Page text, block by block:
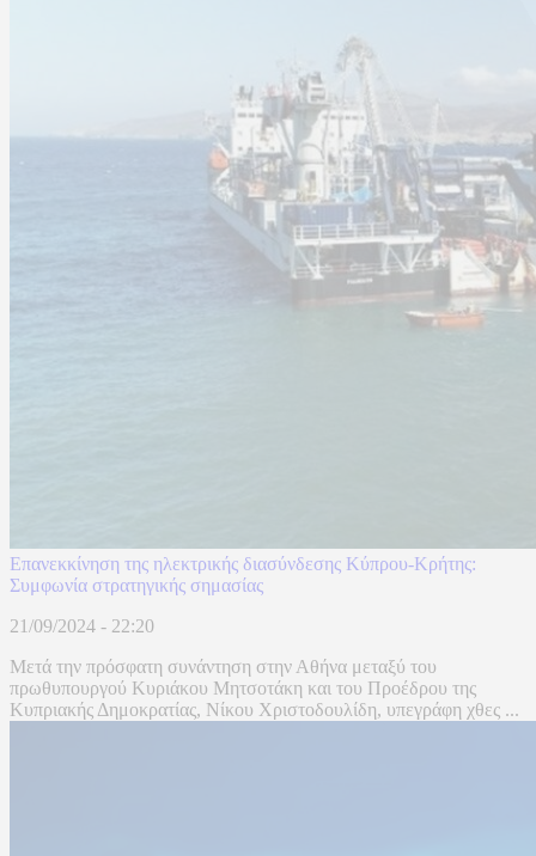
Επανεκκίνηση της ηλεκτρικής διασύνδεσης Κύπρου-Κρήτης:
Συμφωνία στρατηγικής σημασίας
21/09/2024 - 22:20
Μετά την πρόσφατη συνάντηση στην Αθήνα μεταξύ του
πρωθυπουργού Κυριάκου Μητσοτάκη και του Προέδρου της
Κυπριακής Δημοκρατίας, Νίκου Χριστοδουλίδη, υπεγράφη χθες ...